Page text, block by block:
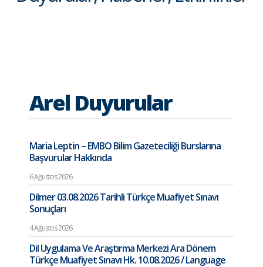
Arel Duyurular
Maria Leptin – EMBO Bilim Gazeteciliği Burslarına
Başvurular Hakkında
6 Ağustos 2026
Dilmer 03.08.2026 Tarihli Türkçe Muafiyet Sınavı
Sonuçları
4 Ağustos 2026
Dil Uygulama Ve Araştırma Merkezi Ara Dönem
Türkçe Muafiyet Sınavı Hk. 10.08.2026 / Language